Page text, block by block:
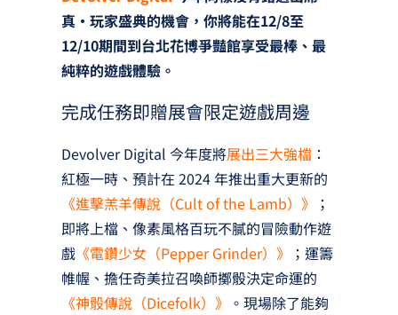
真‧玩家盛典的機會，你將能在12/8至
12/10期間到台北花博爭豔館享受最棒、最
純粹的遊戲體驗。
完成任務即贈展會限定遊戲周邊
Devolver Digital 今年度將展出三大強檔：
紅極一時、預計在 2024 年推出重大更新的
《進擊羔羊傳說（Cult of the Lamb）》 ；
即將上檔、像素風格百玩不膩的冒險動作遊
戲《電鑽少女（Pepper Grinder）》 ；運籌
帷幄、擔任奇美拉召喚師擲骰決定命運的
《神骰傳說（Dicefolk）》 。現場除了能夠